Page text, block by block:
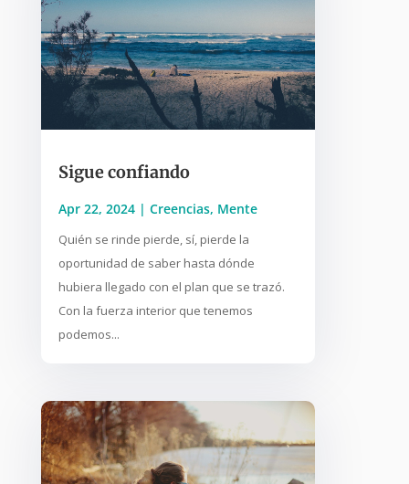
Sigue confiando
Apr 22, 2024| Creencias, Mente
Quién se rinde pierde, sí, pierde la
oportunidad de saber hasta dónde
hubiera llegado con el plan que se trazó.
Con la fuerza interior que tenemos
podemos...